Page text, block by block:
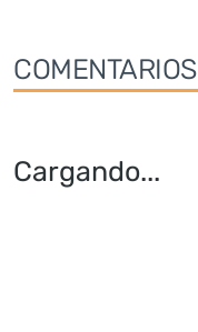
COMENTARIOS
Cargando...